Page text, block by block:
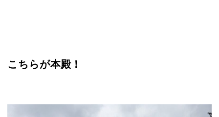
こちらが本殿！